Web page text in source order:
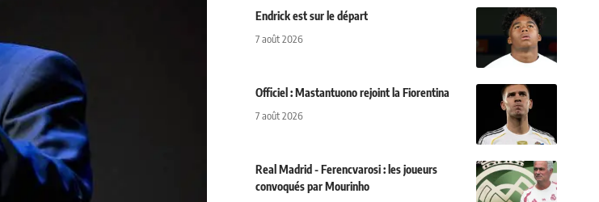
Endrick est sur le départ
7 août 2026
Officiel : Mastantuono rejoint la Fiorentina
7 août 2026
Real Madrid - Ferencvarosi : les joueurs
convoqués par Mourinho